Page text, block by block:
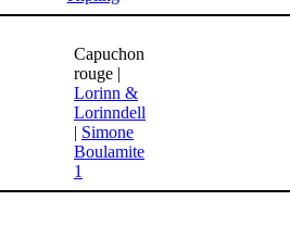
Capuchon
rouge |
Lorinn &
Lorinndell
| Simone
Boulamite
1